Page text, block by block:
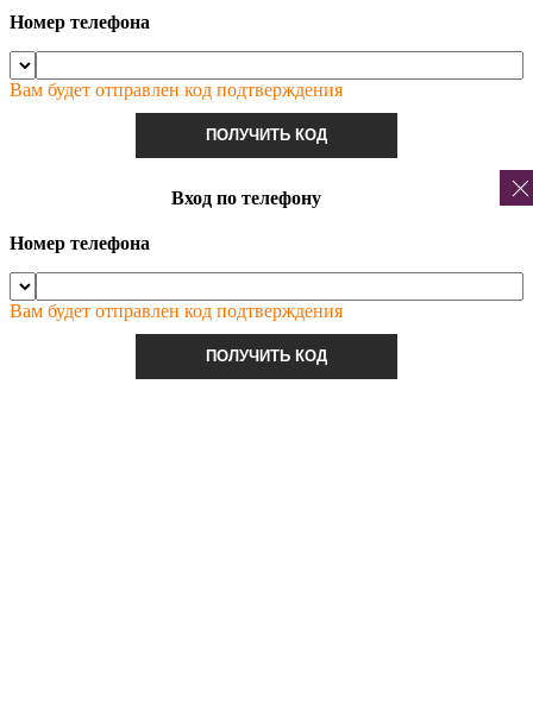
Номер телефона
Вам будет отправлен код подтверждения
ПОЛУЧИТЬ КОД
Вход по телефону
Номер телефона
Вам будет отправлен код подтверждения
ПОЛУЧИТЬ КОД